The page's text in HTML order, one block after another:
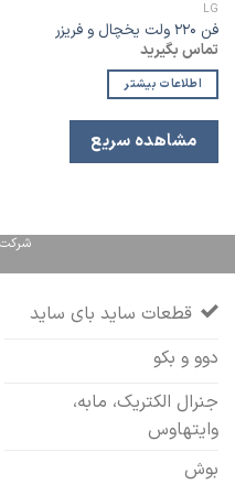
LG
فن ۲۲۰ ولت یخچال و فریزر
تماس بگیرید
اطلاعات بیشتر
مشاهده سریع
شرکت
قطعات ساید بای ساید
دوو و بکو
جنرال الکتریک، مابه،
وایتهاوس
بوش